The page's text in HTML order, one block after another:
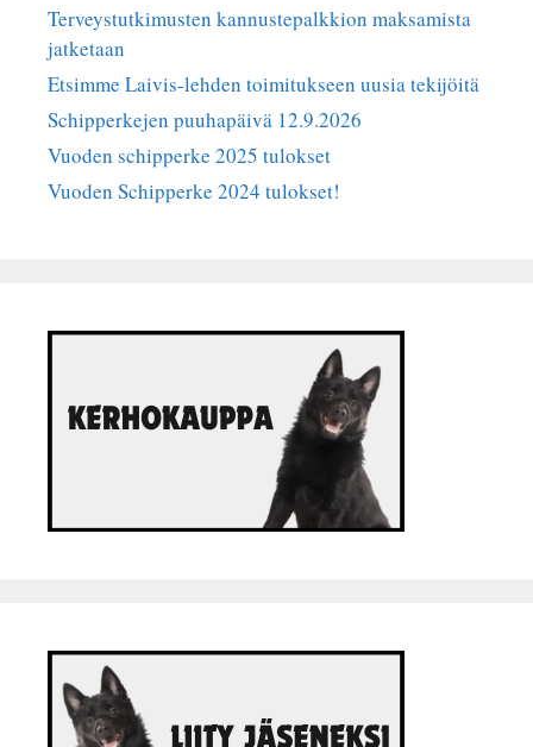
Terveystutkimusten kannustepalkkion maksamista
jatketaan
Etsimme Laivis-lehden toimitukseen uusia tekijöitä
Schipperkejen puuhapäivä 12.9.2026
Vuoden schipperke 2025 tulokset
Vuoden Schipperke 2024 tulokset!